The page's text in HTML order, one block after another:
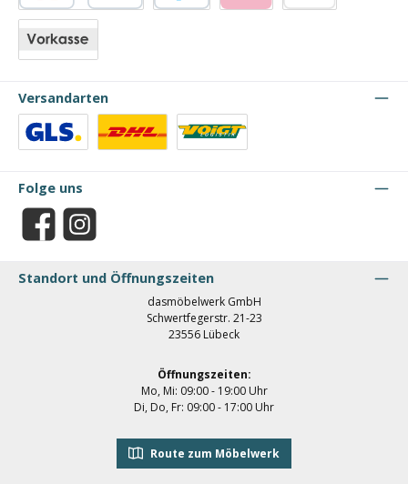
Kredit- oder Debitkarte
Versandarten
Folge uns
Facebook Instagram
Standort und Öffnungszeiten
dasmöbelwerk GmbH
Schwertfegerstr. 21-23
23556 Lübeck
Öffnungszeiten:
Mo, Mi: 09:00 - 19:00 Uhr
Di, Do, Fr: 09:00 - 17:00 Uhr
Route zum Möbelwerk